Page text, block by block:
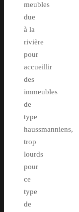
meubles
due
à la
rivière
pour
accueillir
des
immeubles
de
type
haussmanniens,
trop
lourds
pour
ce
type
de